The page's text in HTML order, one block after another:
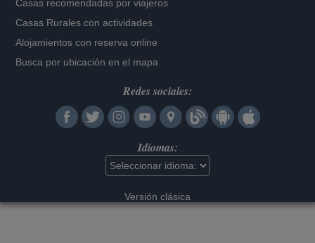
Casas recomendadas por viajeros
Casas Rurales con actividades
Alojamientos con reserva online
Busca por ubicación en el mapa
Redes sociales:
Idiomas:
Versión clásica